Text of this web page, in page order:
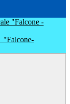
"Falcone-